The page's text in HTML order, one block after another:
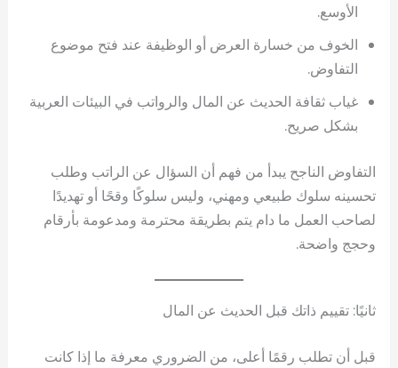
الأوسع.
الخوف من خسارة العرض أو الوظيفة عند فتح موضوع
التفاوض.
غياب ثقافة الحديث عن المال والرواتب في البيئات العربية
بشكل صريح.
التفاوض الناجح يبدأ من فهم أن السؤال عن الراتب وطلب
تحسينه سلوك طبيعي ومهني، وليس سلوكًا وقحًا أو تهديدًا
لصاحب العمل ما دام يتم بطريقة محترمة ومدعومة بأرقام
وحجج واضحة.
ثانيًا: تقييم ذاتك قبل الحديث عن المال
قبل أن تطلب رقمًا أعلى، من الضروري معرفة ما إذا كانت